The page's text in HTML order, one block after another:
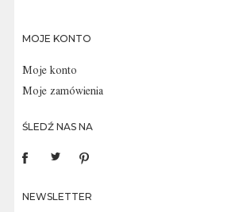
MOJE KONTO
Moje konto
Moje zamówienia
ŚLEDŹ NAS NA
NEWSLETTER